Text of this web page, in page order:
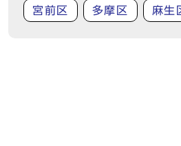
宮前区 多摩区 麻生